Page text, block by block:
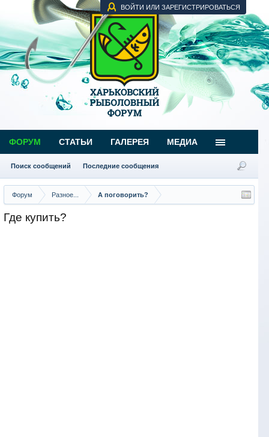
ВОЙТИ ИЛИ ЗАРЕГИСТРИРОВАТЬСЯ
Форум Разное... А поговорить?
Где купить?
ФОРУМ
Поиск сообщений Последние сообщения
СТАТЬИ ГАЛЕРЕЯ МЕДИА